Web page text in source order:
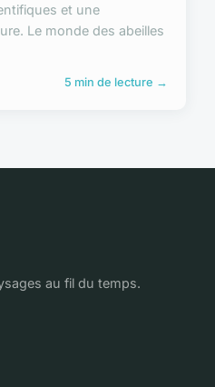
et une
Le monde des abeilles
5 min de lecture →
au fil du temps.